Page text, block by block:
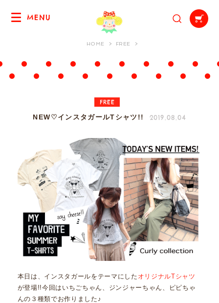
MENU
HOME FREE
FREE
NEW♡インスタガールTシャツ!! 2019.08.04
本日は、インスタガールをテーマにした オリジナルTシャツ
が登場!!今回はいちごちゃん、ジンジャーちゃん、ピピちゃ
んの３種類でお作りました♪